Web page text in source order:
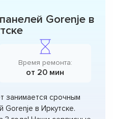
Gorenje в
Время ремонта:
от 20 мин
занимается срочным
Gorenje в Иркутске.